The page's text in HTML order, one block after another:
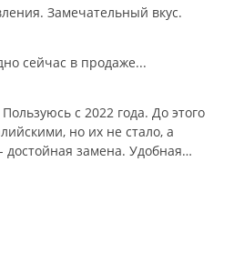
Замечательный вкус.
сейчас в продаже...
Пользуюсь с 2022 года. До этого
но их не стало, а
замена. Удобная
а храню в коробках